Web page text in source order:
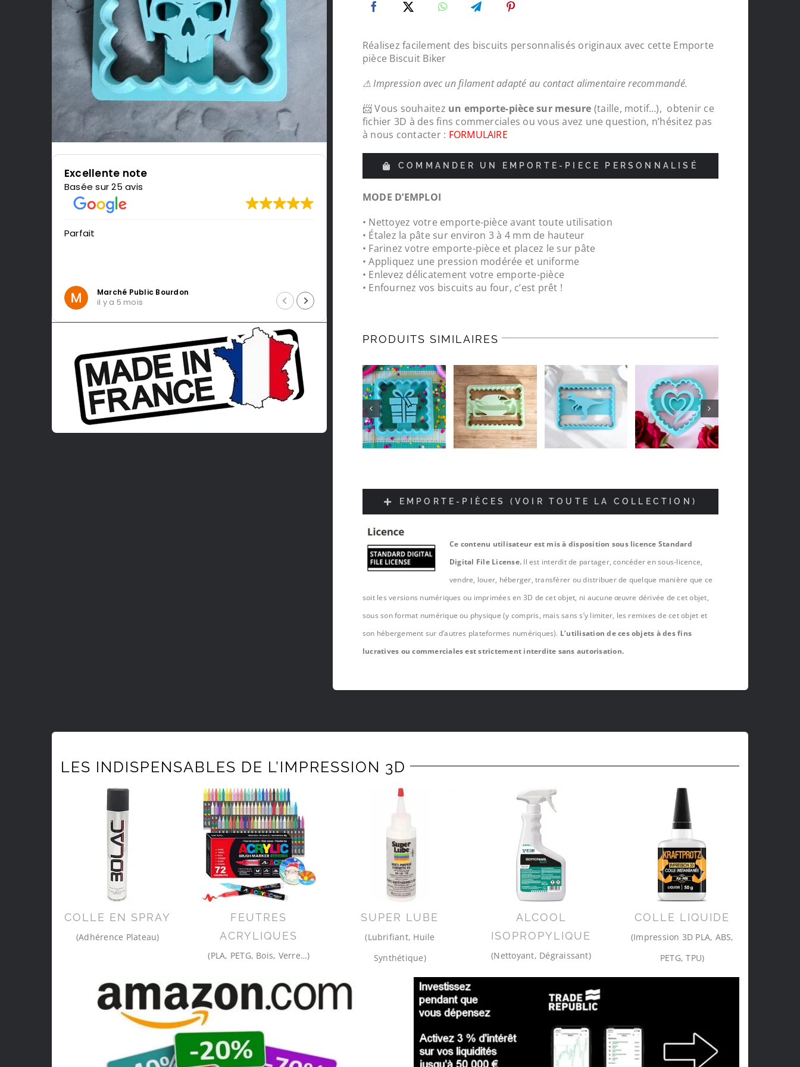
Excellente note
Basée sur 25 avis
Marché Public Bourdon
il y a 5 mois
Très content de l'impression, je recommande
Intragest Etude
Protections chapeaux de poteaux bois sur
pour le tour de ma carrière, top , très content des
réalisations
Réalisez facilement des biscuits personnalisés originaux avec cette Emporte
pièce Biscuit Biker
⚠ Impression avec un filament adapté au contact alimentaire recommandé.
📨 Vous souhaitez un emporte-pièce sur mesure (taille, motif…), obtenir ce
fichier 3D à des fins commerciales ou vous avez une question, n’hésitez pas
à nous contacter : FORMULAIRE
COMMANDER UN EMPORTE-PIECE PERSONNALISÉ
MODE D’EMPLOI
• Nettoyez votre emporte-pièce avant toute utilisation
• Étalez la pâte sur environ 3 à 4 mm de hauteur
• Farinez votre emporte-pièce et placez le sur pâte
• Appliquez une pression modérée et uniforme
• Enlevez délicatement votre emporte-pièce
• Enfournez vos biscuits au four, c’est prêt !
PRODUITS SIMILAIRES
EMPORTE-PIÈCES (VOIR TOUTE LA COLLECTION)
Ce contenu utilisateur est mis à disposition sous licence Standard
Digital File License. Il est interdit de partager, concéder en sous-licence,
vendre, louer, héberger, transférer ou distribuer de quelque manière que ce
soit les versions numériques ou imprimées en 3D de cet objet, ni aucune œuvre dérivée de cet objet,
sous son format numérique ou physique (y compris, mais sans s’y limiter, les remixes de cet objet et
son hébergement sur d’autres plateformes numériques). L’utilisation de ces objets à des fins
lucratives ou commerciales est strictement interdite sans autorisation.
LES INDISPENSABLES DE L’IMPRESSION 3D
COLLE EN SPRAY
(Adhérence Plateau)
FEUTRES
ACRYLIQUES
(PLA, PETG, Bois, Verre…)
SUPER LUBE
(Lubrifiant, Huile
Synthétique)
ALCOOL
ISOPROPYLIQUE
(Nettoyant, Dégraissant)
COLLE LIQUIDE
(Impression 3D PLA, ABS,
PETG, TPU)